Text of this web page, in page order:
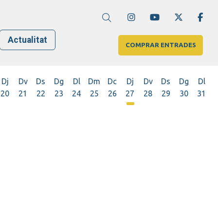
Link a instagram
Link a youtube
Link a
Cerca
COMPRAR ENTRADES
Actualitat
Dj
20
Dv
21
Ds
22
Dg
23
Dl
24
Dm
25
Dc
26
Dj
27
Dijous 27 d'agost
Dv
28
Ds
29
Dg
30
Dl
31